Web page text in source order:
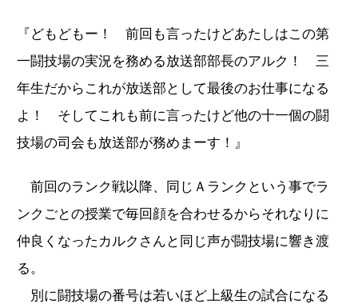
『どもどもー！ 前回も言ったけどあたしはこの第
一闘技場の実況を務める放送部部長のアルク！ 三
年生だからこれが放送部として最後のお仕事になる
よ！ そしてこれも前に言ったけど他の十一個の闘
技場の司会も放送部が務めまーす！』
前回のランク戦以降、同じＡランクという事でラ
ンクごとの授業で毎回顔を合わせるからそれなりに
仲良くなったカルクさんと同じ声が闘技場に響き渡
る。
別に闘技場の番号は若いほど上級生の試合になる